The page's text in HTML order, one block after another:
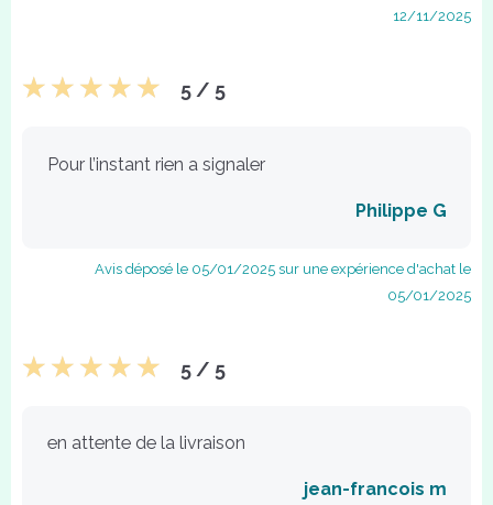
12/11/2025
5 / 5
Pour l’instant rien a signaler
Philippe G
Avis déposé le 05/01/2025 sur une expérience d'achat le
05/01/2025
5 / 5
en attente de la livraison
jean-francois m